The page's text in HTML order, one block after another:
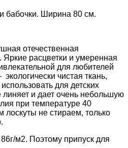
бабочки. Ширина 80 см.
отечественная
Яркие расцветки и умеренная
для любителей
чистая ткань,
для детских
и дает очень небольшую
при температуре 40
не стираем, только
м2. Поэтому припуск для